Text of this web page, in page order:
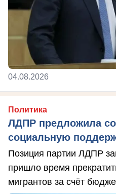
04.08.2026
Политика
ЛДПР предложила
социальную
Позиция партии ЛДПР
пришло время
мигрантов за счёт